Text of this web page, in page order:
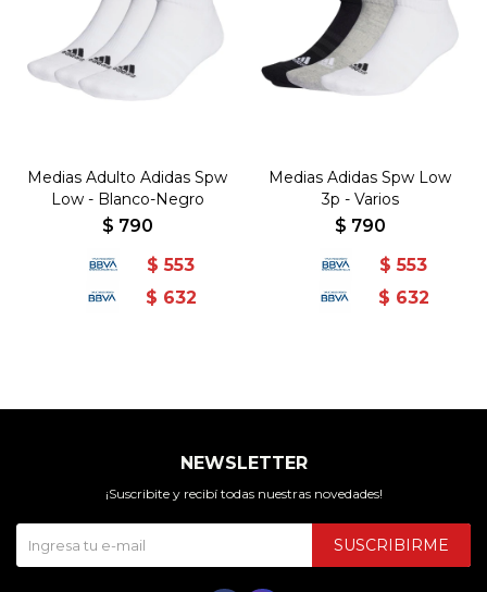
Medias Adulto Adidas Spw
Low - Blanco-Negro
$ 790
$ 553
$ 632
Medias Adidas Spw Low
3p - Varios
$ 790
$ 553
$ 632
NEWSLETTER
¡Suscribite y recibí todas nuestras novedades!
SUSCRIBIRME